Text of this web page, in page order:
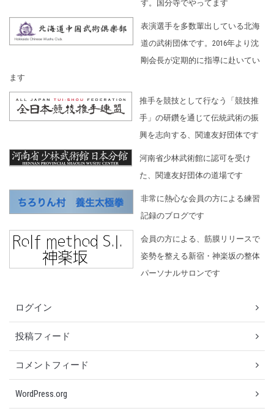
す。国分寺でやってます
表演選手を多数輩出している北海
道の武術団体です。2016年より沈
剛会長が定期的に指導に赴いてい
ます
推手を競技として行なう「競技推
手」の研鑽を通じて伝統武術の振
興を志向する、関連友好団体です
河南省少林武術館に認可を受け
た、関連友好団体の道場です
非常に熱心な会員の方による練習
記録のブログです
会員の方による、筋膜リリースで
姿勢を整える新宿・神楽坂の整体
パーソナルサロンです
ログイン
投稿フィード
コメントフィード
WordPress.org